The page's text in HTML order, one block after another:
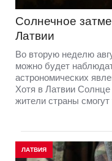
Солнечное
Латвии
Во вторую неделю
можно будет
астрономических
Хотя в Латвии
жители страны
ЛАТВИЯ